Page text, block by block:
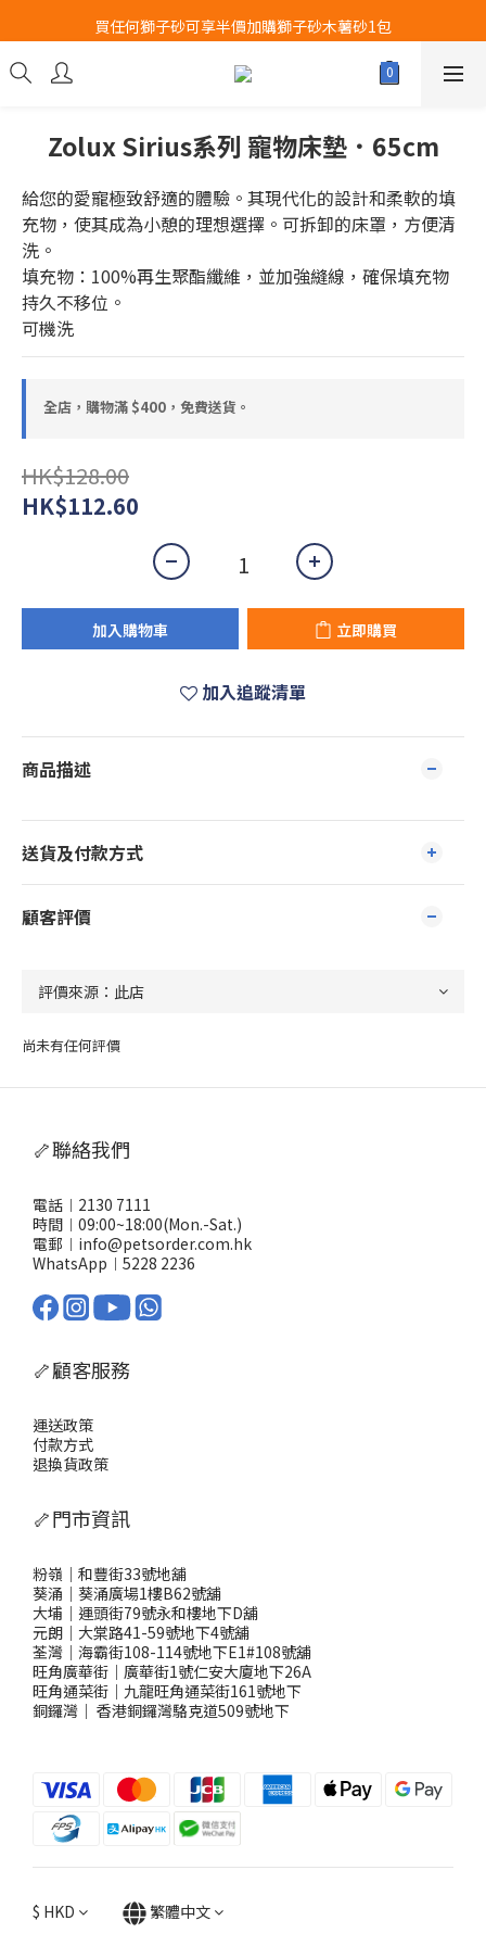
Airbuggy 全線現貨8折！立即點擊火速搶購
買任何獅子砂可享半價加購獅子砂木薯砂1包
Airbuggy 全線現貨8折！立即點擊火速搶購
Zolux Sirius系列 寵物床墊．65cm
給您的愛寵極致舒適的體驗。其現代化的設計和柔軟的填
充物，使其成為小憩的理想選擇。可拆卸的床罩，方便清
洗。
填充物：100%再生聚酯纖維，並加強縫線，確保填充物
持久不移位。
可機洗
全店，購物滿 $400，免費送貨。
HK$128.00
HK$112.60
加入購物車 立即購買
加入追蹤清單
商品描述
送貨及付款方式
顧客評價
尚未有任何評價
🦴聯絡我們
電話︱2130 7111
時間︱09:00~18:00(Mon.-Sat.)
電郵︱info@petsorder.com.hk
WhatsApp︱ 5228 2236
🦴顧客服務
運送政策
付款方式
退換貨政策
🦴門市資訊
粉嶺｜和豐街33號地舖
葵涌｜葵涌廣場1樓B62號舖
大埔｜運頭街79號永和樓地下D舖
元朗｜大棠路41-59號地下4號舖
荃灣｜海霸街108-114號地下E1#108號舖
旺角廣華街｜廣華街1號仁安大廈地下26A
旺角通菜街｜九龍旺角通菜街161號地下
銅鑼灣 ｜ 香港銅鑼灣駱克道509號地下
$ HKD 繁體中文